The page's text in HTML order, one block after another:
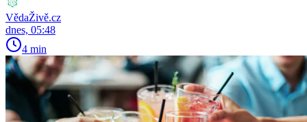
VědaŽivě.cz
dnes, 05:48
4 min